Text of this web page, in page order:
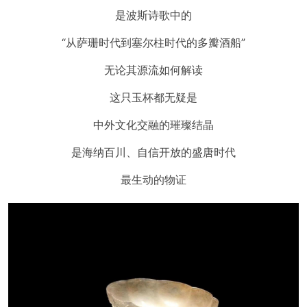
是波斯诗歌中的
“从萨珊时代到塞尔柱时代的多瓣酒船”
无论其源流如何解读
这只玉杯都无疑是
中外文化交融的璀璨结晶
是海纳百川、自信开放的盛唐时代
最生动的物证